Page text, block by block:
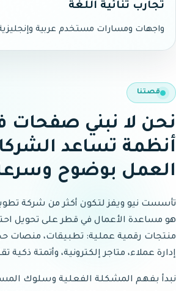
تجارب ثنائية اللغة
واجهات ومسارات مستخدم عربية
قصتنا
نحن لا نبني صفحات
أنظمة تساعد
العمل بوضوح
تأسست نيو ويفز لتكون أكثر من شركة
هو مساعدة الأعمال في قطر على تحويل
منتجات رقمية عملية: تطبيقات، منصات
إدارة عملاء، متاجر إلكترونية، وأتمتة ذكية
نبدأ بفهم المشكلة الفعلية وسلوك